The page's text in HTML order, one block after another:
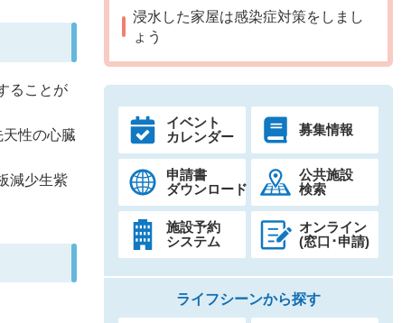
ることが
性の心臓
減少生紫
浸水した家屋は感染症対策をしまし
ょう
イベント
カレンダー
募集情報
申請書
ダウンロード
公共施設
検索
施設予約
システム
オンライン
(窓口･申請)
ライフシーンから探す